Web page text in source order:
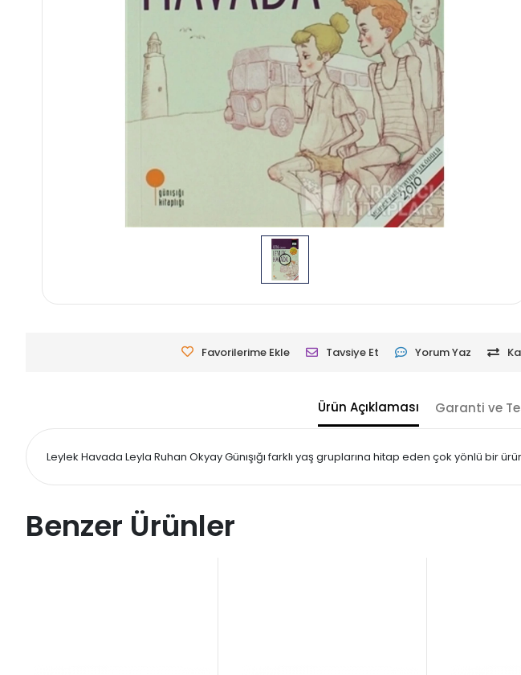
Favorilerime Ekle Tavsiye Et Yorum Yaz
Ürün Açıklaması Garanti ve
Leylek Havada Leyla Ruhan Okyay Günışığı farklı yaş gruplarına hitap eden çok yönlü bir
Benzer Ürünler